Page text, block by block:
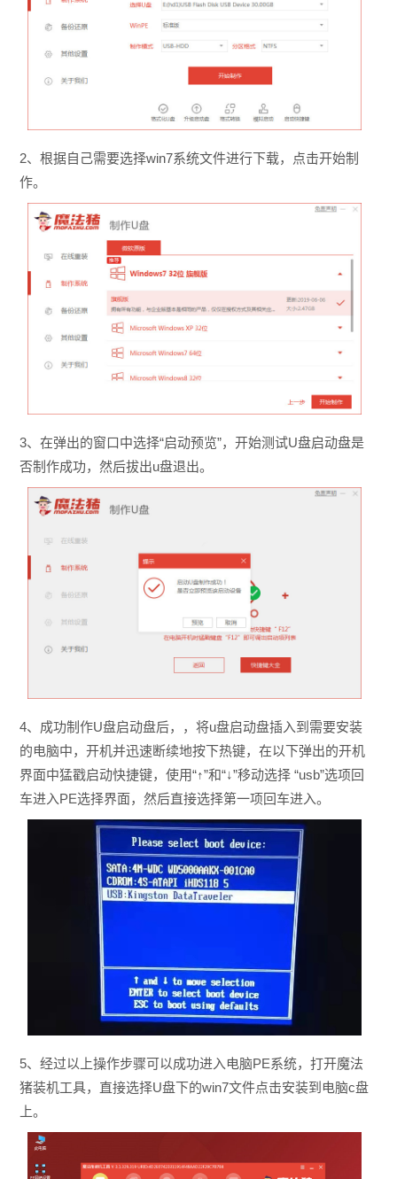
2、根据自己需要选择win7系统文件进行下载，点击开始制
作。
3、在弹出的窗口中选择“启动预览”，开始测试U盘启动盘是
否制作成功，然后拔出u盘退出。
4、成功制作U盘启动盘后，，将u盘启动盘插入到需要安装
的电脑中，开机并迅速断续地按下热键，在以下弹出的开机
界面中猛戳启动快捷键，使用“↑”和“↓”移动选择 “usb”选项回
车进入PE选择界面，然后直接选择第一项回车进入。
5、经过以上操作步骤可以成功进入电脑PE系统，打开魔法
猪装机工具，直接选择U盘下的win7文件点击安装到电脑c盘
上。